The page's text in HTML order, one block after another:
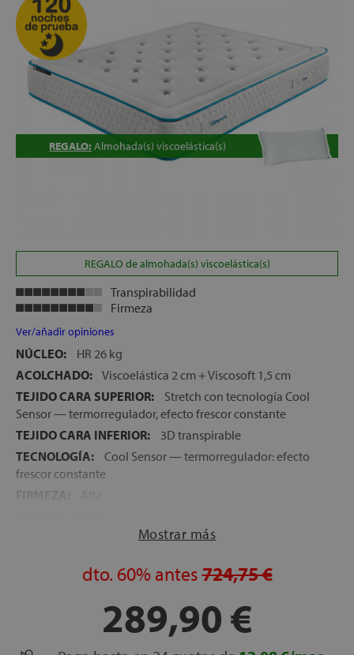
REGALO: Almohada(s) viscoelástica(s)
REGALO de almohada(s) viscoelástica(s)
Transpirabilidad
Firmeza
Ver/añadir opiniones
NÚCLEO:
HR 26 kg
ACOLCHADO: Viscoelástica 2 cm + Viscosoft 1,5 cm
TEJIDO CARA SUPERIOR:
Stretch con tecnología Cool
Sensor — termorregulador, efecto frescor constante
TEJIDO CARA INFERIOR:
3D transpirable
TECNOLOGÍA:
Cool Sensor — termorregulador: efecto
frescor constante
120 noches
Mostrar más
dto. 60% antes724,75 €
289,90 €